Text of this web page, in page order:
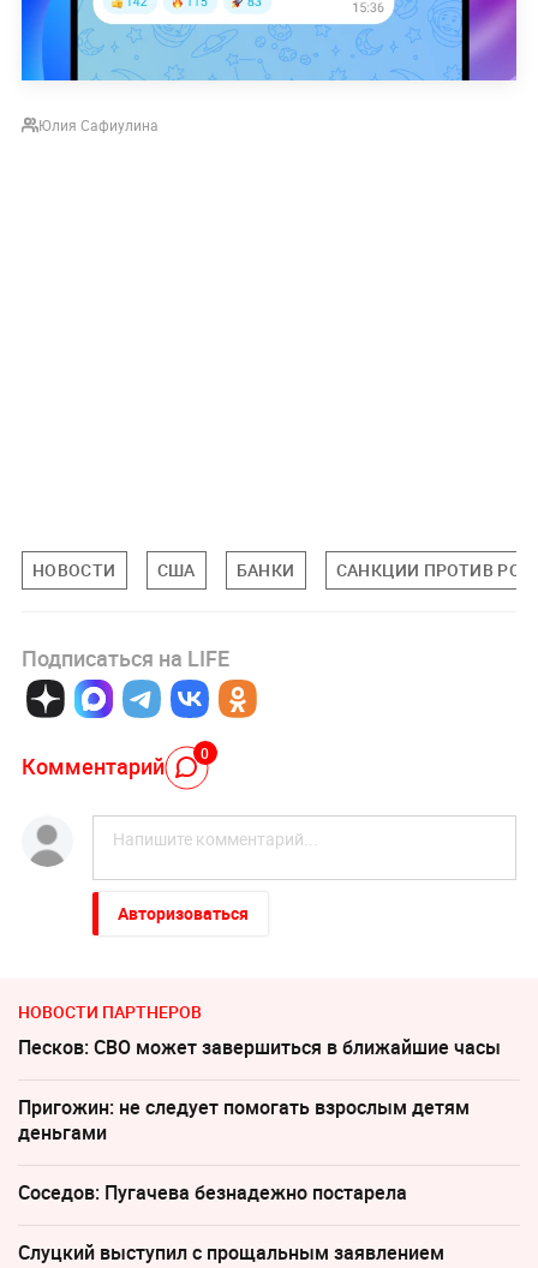
Юлия Сафиулина
НОВОСТИ США БАНКИ САНКЦИИ ПРОТИВ
Подписаться на LIFE
Комментарий 0
Авторизоваться
НОВОСТИ ПАРТНЕРОВ
Песков: СВО может завершиться в ближайшие часы
Пригожин: не следует помогать взрослым детям
деньгами
Соседов: Пугачева безнадежно постарела
Слуцкий выступил с прощальным заявлением